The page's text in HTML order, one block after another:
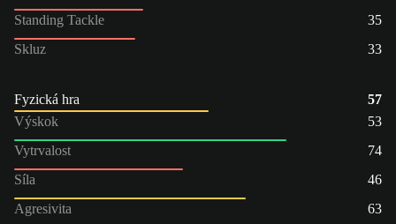
Standing Tackle
35
Skluz
33
Fyzická hra
57
Výskok
53
Vytrvalost
74
Síla
46
Agresivita
63